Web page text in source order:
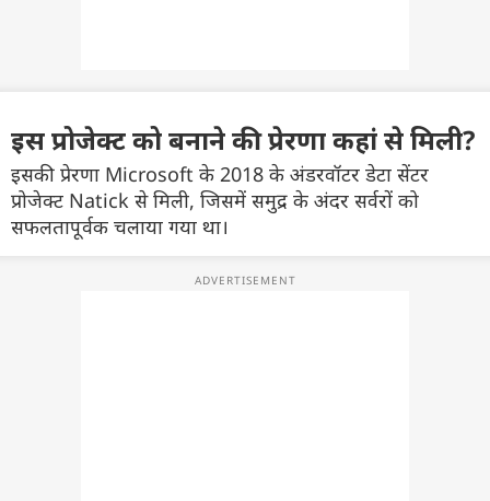
इस प्रोजेक्ट को बनाने की प्रेरणा कहां से मिली?
इसकी प्रेरणा Microsoft के 2018 के अंडरवॉटर डेटा सेंटर
प्रोजेक्ट Natick से मिली, जिसमें समुद्र के अंदर सर्वरों को
सफलतापूर्वक चलाया गया था।